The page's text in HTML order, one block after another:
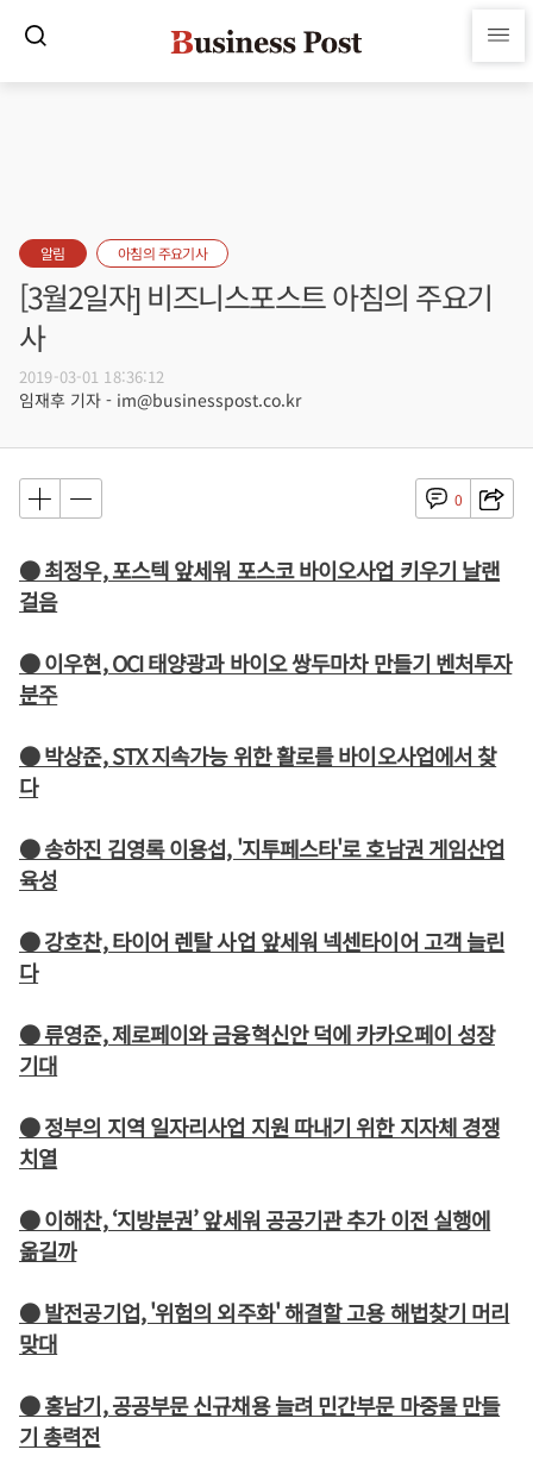
알림 아침의 주요기사
[3월2일자] 비즈니스포스트 아침의 주요기
사
2019-03-01 18:36:12
임재후 기자 - im@businesspost.co.kr
0
● 최정우, 포스텍 앞세워 포스코 바이오사업 키우기 날랜
걸음
● 이우현, OCI 태양광과 바이오 쌍두마차 만들기 벤처투자
분주
● 박상준, STX 지속가능 위한 활로를 바이오사업에서 찾
다
● 송하진 김영록 이용섭, '지투페스타'로 호남권 게임산업
육성
● 강호찬, 타이어 렌탈 사업 앞세워 넥센타이어 고객 늘린
다
● 류영준, 제로페이와 금융혁신안 덕에 카카오페이 성장
기대
● 정부의 지역 일자리사업 지원 따내기 위한 지자체 경쟁
치열
● 이해찬, ‘지방분권’ 앞세워 공공기관 추가 이전 실행에
옮길까
● 발전공기업, '위험의 외주화' 해결할 고용 해법찾기 머리
맞대
● 홍남기, 공공부문 신규채용 늘려 민간부문 마중물 만들
기 총력전